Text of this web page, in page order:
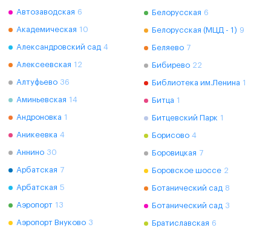
Автозаводская 6
Академическая 10
Александровский сад 4
Алексеевская 12
Алтуфьево 36
Аминьевская 14
Андроновка 1
Аникеевка 4
Аннино 30
Арбатская 7
Арбатская 5
Аэропорт 13
Аэропорт Внуково 3
Белорусская 6
Белорусская (МЦД - 1) 9
Беляево 7
Бибирево 22
Библиотека им.Ленина 1
Битца 1
Битцевский Парк 1
Борисово 4
Боровицкая 7
Боровское шоссе 2
Ботанический сад 8
Ботанический сад 3
Братиславская 6